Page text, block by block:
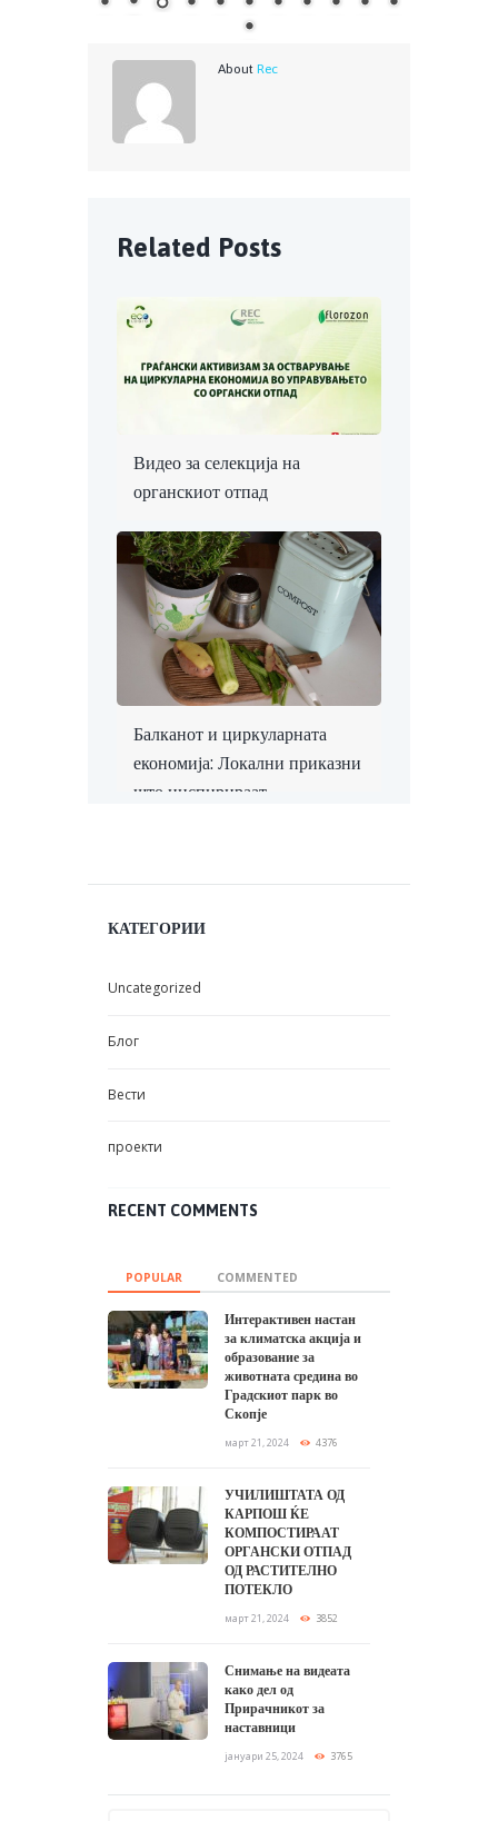
AboutRec
Related Posts
Видео за селекција на
органскиот отпад
Балканот и циркуларната
економија: Локални приказни
што инспирираат
КАТЕГОРИИ
Uncategorized
Блог
Вести
проекти
RECENT COMMENTS
POPULAR COMMENTED
Интерактивен настан
за климатска акција и
образование за
животната средина во
Градскиот парк во
Скопје
март 21, 2024 4376
УЧИЛИШТАТА ОД
КАРПОШ ЌЕ
КОМПОСТИРААТ
ОРГАНСКИ ОТПАД
ОД РАСТИТЕЛНО
ПОТЕКЛО
март 21, 2024 3852
Снимање на видеата
како дел од
Прирачникот за
наставници
јануари 25, 2024 3765